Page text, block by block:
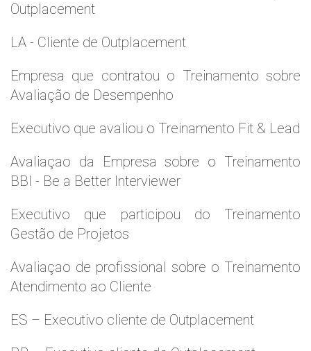
Outplacement
LA - Cliente de Outplacement
Empresa que contratou o Treinamento sobre
Avaliação de Desempenho
Executivo que avaliou o Treinamento Fit & Lead
Avaliaçao da Empresa sobre o Treinamento
BBI - Be a Better Interviewer
Executivo que participou do Treinamento
Gestão de Projetos
Avaliaçao de profissional sobre o Treinamento
Atendimento ao Cliente
ES – Executivo cliente de Outplacement